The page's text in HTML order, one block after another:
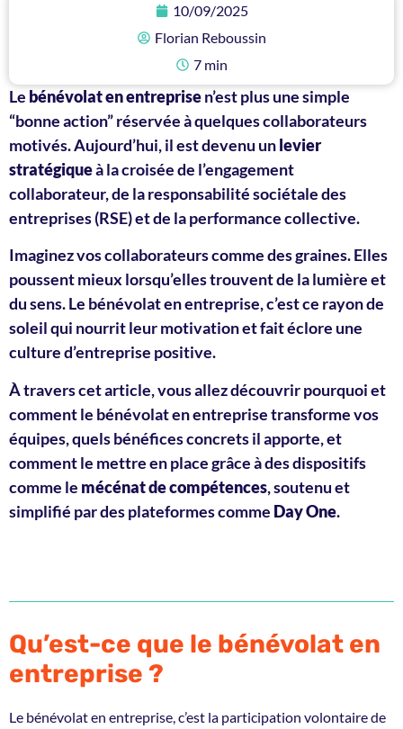
10/09/2025
Florian Reboussin
7 min
Le bénévolat en entreprisen’est plus une simple
“bonne action” réservée à quelques collaborateurs
motivés. Aujourd’hui, il est devenu unlevier
stratégiqueà la croisée de l’engagement
collaborateur, de la responsabilité sociétale des
entreprises (RSE) et de la performance collective.
Imaginez vos collaborateurs comme des graines. Elles
poussent mieux lorsqu’elles trouvent de la lumière et
du sens. Le bénévolat en entreprise, c’est ce rayon de
soleil qui nourrit leur motivation et fait éclore une
culture d’entreprise positive.
À travers cet article, vous allez découvrir pourquoi et
comment le bénévolat en entreprise transforme vos
équipes, quels bénéfices concrets il apporte, et
comment le mettre en place grâce à des dispositifs
comme le mécénat de compétences, soutenu et
simplifié par des plateformes comme Day One.
Qu’est-ce que le bénévolat en
entreprise ?
Le bénévolat en entreprise, c’est la participation volontaire de